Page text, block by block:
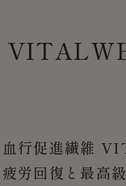
血行促進繊維
疲労回復と最高級